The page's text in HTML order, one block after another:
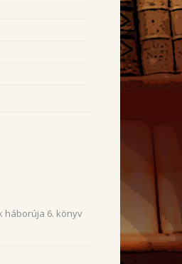
háborúja 6. könyv